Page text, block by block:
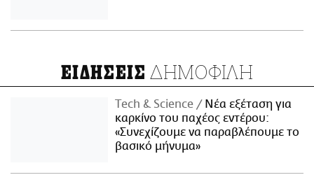
ΕΙΔΗΣΕΙΣ ΔΗΜΟΦΙΛΗ
Τech & Science
Νέα εξέταση για
καρκίνο του παχέος εντέρου:
«Συνεχίζουμε να παραβλέπουμε το
βασικό μήνυμα»